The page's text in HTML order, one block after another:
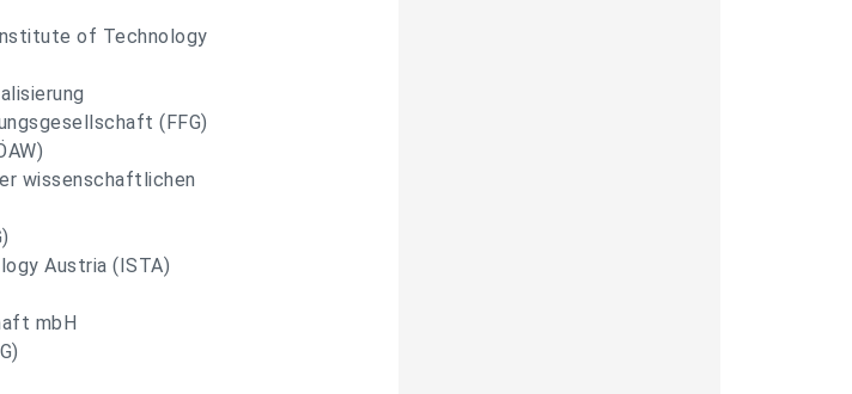
of Technology
(FFG)
wissenschaftlichen
Austria (ISTA)
mbH